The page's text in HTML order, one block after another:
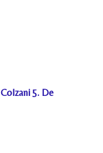
Colzani 5. De